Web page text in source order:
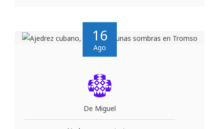
16
Ago
De Miguel